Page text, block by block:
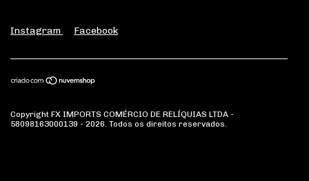
Instagram Facebook
Copyright FX IMPORTS COMÉRCIO DE RELÍQUIAS LTDA -
58098163000139 - 2026. Todos os direitos reservados.